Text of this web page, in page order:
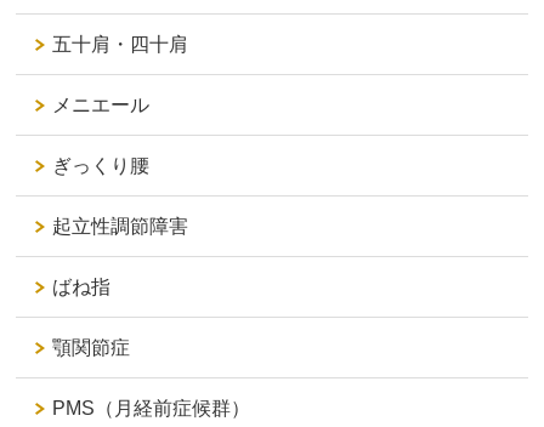
五十肩・四十肩
メニエール
ぎっくり腰
起立性調節障害
ばね指
顎関節症
PMS（月経前症候群）